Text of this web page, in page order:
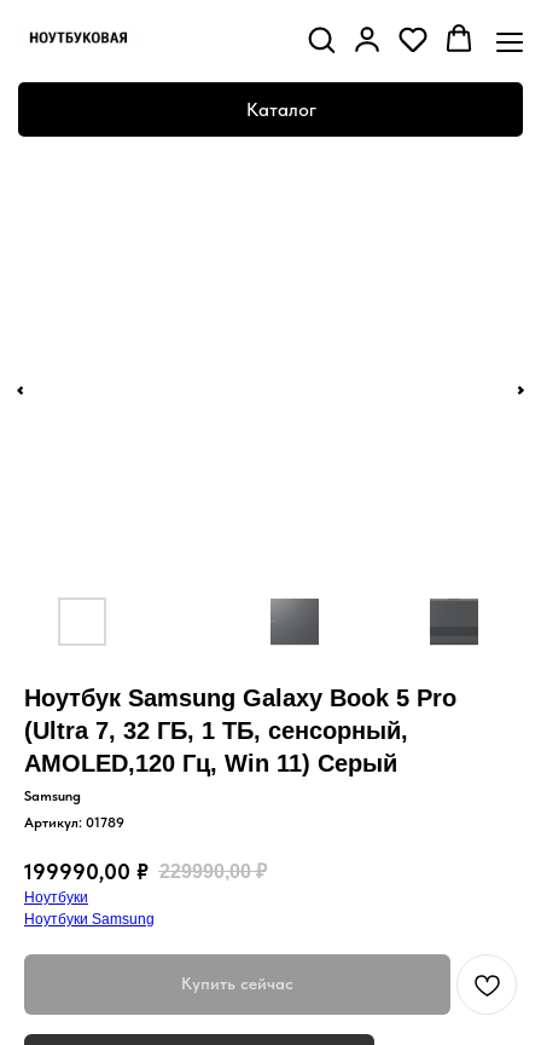
Каталог
Ноутбук Samsung Galaxy Book 5 Pro
(Ultra 7, 32 ГБ, 1 ТБ, сенсорный,
AMOLED,120 Гц, Win 11) Серый
Samsung
Артикул: 01789
199990,00 ₽ 229990,00 ₽
Ноутбуки
Ноутбуки Samsung
Купить сейчас